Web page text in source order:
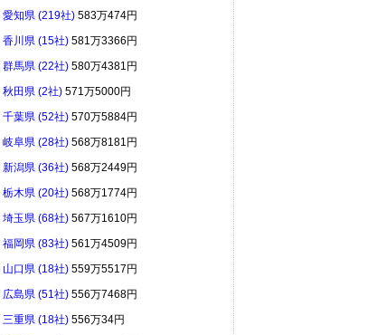
愛知県 (219社) 583万474円
香川県 (15社) 581万3366円
群馬県 (22社) 580万4381円
秋田県 (2社) 571万5000円
千葉県 (52社) 570万5884円
岐阜県 (28社) 568万8181円
新潟県 (36社) 568万2449円
栃木県 (20社) 568万1774円
埼玉県 (68社) 567万1610円
福岡県 (83社) 561万4509円
山口県 (18社) 559万5517円
広島県 (51社) 556万7468円
三重県 (18社) 556万34円